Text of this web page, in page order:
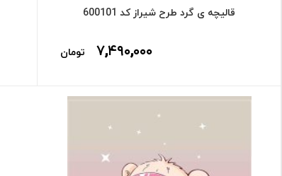
قالیچه ی گرد طرح شیراز کد 600101
۷,۴۹۰,۰۰۰ تومان